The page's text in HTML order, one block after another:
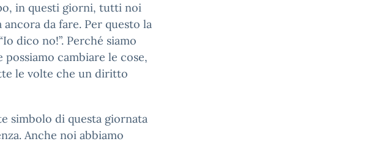
in questi giorni, tutti noi
da fare. Per questo la
dico no!”. Perché siamo
cambiare le cose,
le volte che un diritto
simbolo di questa giornata
Anche noi abbiamo